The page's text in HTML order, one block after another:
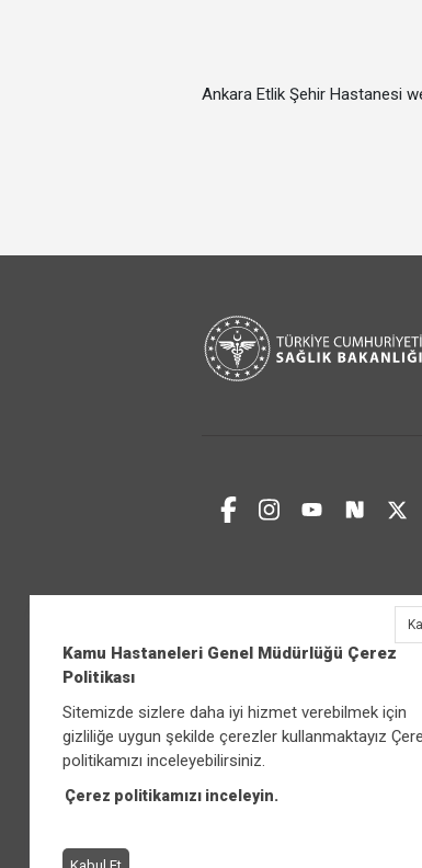
Ankara Etlik Şehir Hastanesi
Kamu Hastaneleri Genel Müdürlüğü Çerez
Politikası
Sitemizde sizlere daha iyi hizmet verebilmek için
gizliliğe uygun şekilde çerezler kullanmaktayız
politikamızı inceleyebilirsiniz.
Çerez politikamızı inceleyin.